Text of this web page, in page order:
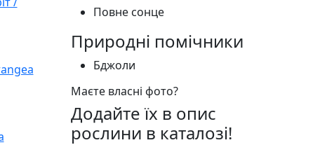
Повне сонце
Природні помічники
Бджоли
Маєте власні фото?
Додайте їх в опис
рослини в каталозі!